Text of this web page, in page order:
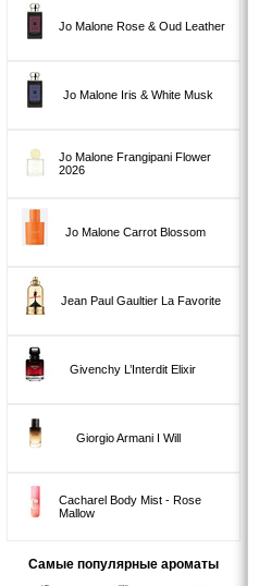
Jo Malone Rose & Oud Leather
Jo Malone Iris & White Musk
Jo Malone Frangipani Flower
2026
Jo Malone Carrot Blossom
Jean Paul Gaultier La Favorite
Givenchy L’Interdit Elixir
Giorgio Armani I Will
Cacharel Body Mist - Rose
Mallow
Самые популярные ароматы